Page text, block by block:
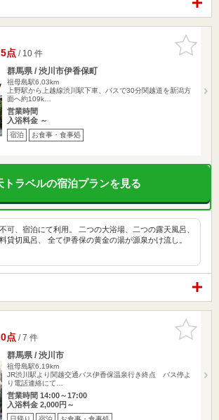
お気に入
りに追加
点/ 10 件
群馬県 / 渋川市伊香保町
祖母島駅6.03km
上野駅から上越線渋川駅下車、バスで30分関越道を新潟方
面へ約109k…
営業時間
入浴料金 ～
宿泊 お食事・食事処
トラベルの宿泊プランを見る
可、宿泊にて利用。 二つの大浴場、二つの露天風呂、
貸切風呂、 全て伊香保の黄金の湯が源泉かけ流し。
お気に入
りに追加
点/ 7 件
群馬県 / 渋川市
祖母島駅6.19km
JR渋川駅より関越交通バス伊香保温泉行き終点 バス停よ
り電話連絡にて…
営業時間 14:00～17:00
入浴料金 2,000円～